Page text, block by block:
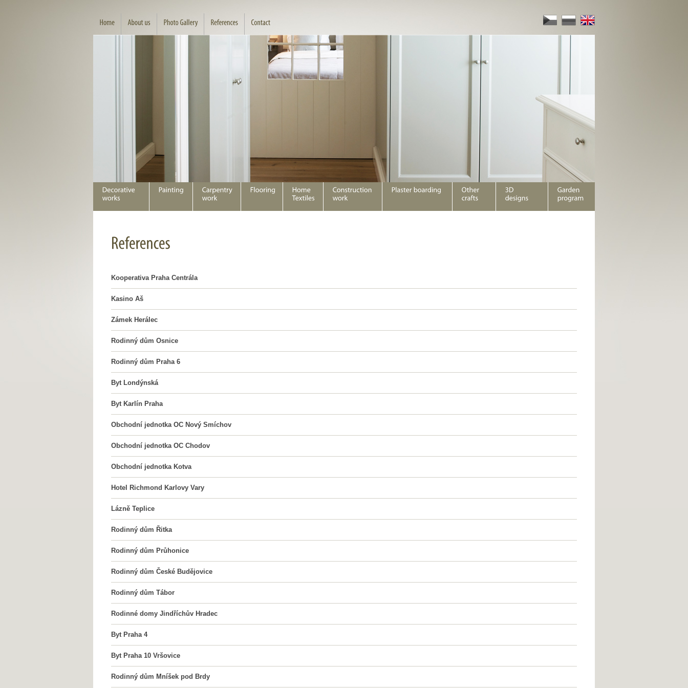
Kooperativa Praha Centrála
Kasino Aš
Zámek Herálec
Rodinný dům Osnice
Rodinný dům Praha 6
Byt Londýnská
Byt Karlín Praha
Obchodní jednotka OC Nový Smíchov
Obchodní jednotka OC Chodov
Obchodní jednotka Kotva
Hotel Richmond Karlovy Vary
Lázně Teplice
Rodinný dům Řitka
Rodinný dům Průhonice
Rodinný dům České Budějovice
Rodinný dům Tábor
Rodinné domy Jindříchův Hradec
Byt Praha 4
Byt Praha 10 Vršovice
Rodinný dům Mníšek pod Brdy